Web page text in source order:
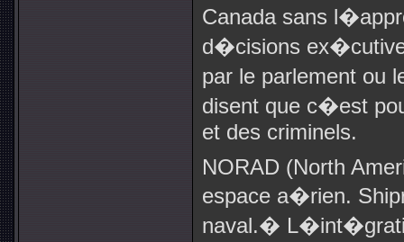
Canada sans
d�cisions
par le parlement
disent que c�est
et des criminels.
NORAD (North
espace a�rien.
naval.�